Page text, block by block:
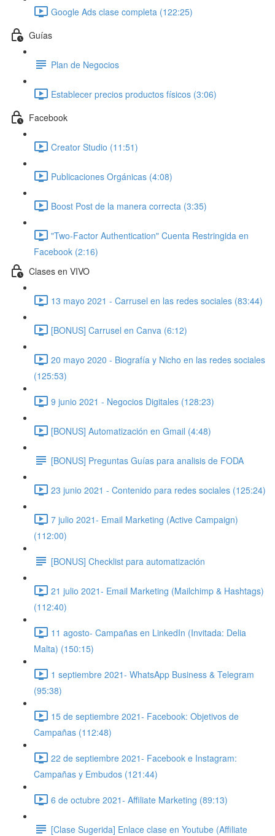
Google Ads clase completa (122:25)
Guías
Plan de Negocios
Establecer precios productos físicos (3:06)
Facebook
Creator Studio (11:51)
Publicaciones Orgánicas (4:08)
Boost Post de la manera correcta (3:35)
"Two-Factor Authentication" Cuenta Restringida en
Facebook (2:16)
Clases en VIVO
13 mayo 2021 - Carrusel en las redes sociales (83:44)
[BONUS] Carrusel en Canva (6:12)
20 mayo 2020 - Biografía y Nicho en las redes sociales
(125:53)
9 junio 2021 - Negocios Digitales (128:23)
[BONUS] Automatización en Gmail (4:48)
[BONUS] Preguntas Guías para analisis de FODA
23 junio 2021 - Contenido para redes sociales (125:24)
7 julio 2021- Email Marketing (Active Campaign)
(112:00)
[BONUS] Checklist para automatización
21 julio 2021- Email Marketing (Mailchimp & Hashtags)
(112:40)
11 agosto- Campañas en LinkedIn (Invitada: Delia
Malta) (150:15)
1 septiembre 2021- WhatsApp Business & Telegram
(95:38)
15 de septiembre 2021- Facebook: Objetivos de
Campañas (112:48)
22 de septiembre 2021- Facebook e Instagram:
Campañas y Embudos (121:44)
6 de octubre 2021- Affiliate Marketing (89:13)
[Clase Sugerida] Enlace clase en Youtube (Affiliate